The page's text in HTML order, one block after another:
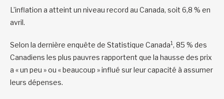
L’inflation a atteint un niveau record au Canada, soit 6,8 % en
avril.
Selon la dernière enquête de Statistique Canada1, 85 % des
Canadiens les plus pauvres rapportent que la hausse des prix
a « un peu » ou « beaucoup » influé sur leur capacité à assumer
leurs dépenses.